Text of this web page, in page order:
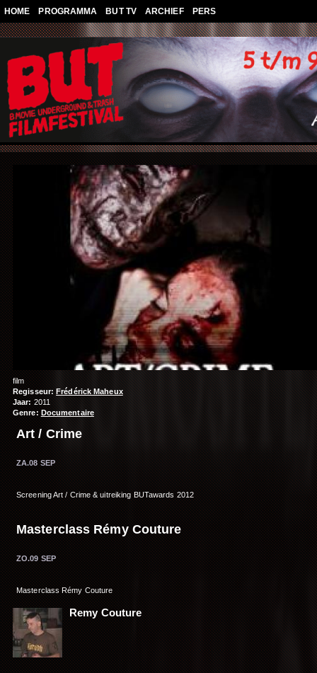
Overslaan en naar de algemene inhoud gaan
HOME PROGRAMMA BUT TV ARCHIEF PERS
film
Regisseur:Frédérick Maheux
Jaar:2011
Genre:Documentaire
Art / Crime
ZA.08 SEP
Screening Art / Crime & uitreiking BUTawards 2012
Masterclass Rémy Couture
ZO.09 SEP
Masterclass Rémy Couture
Remy Couture